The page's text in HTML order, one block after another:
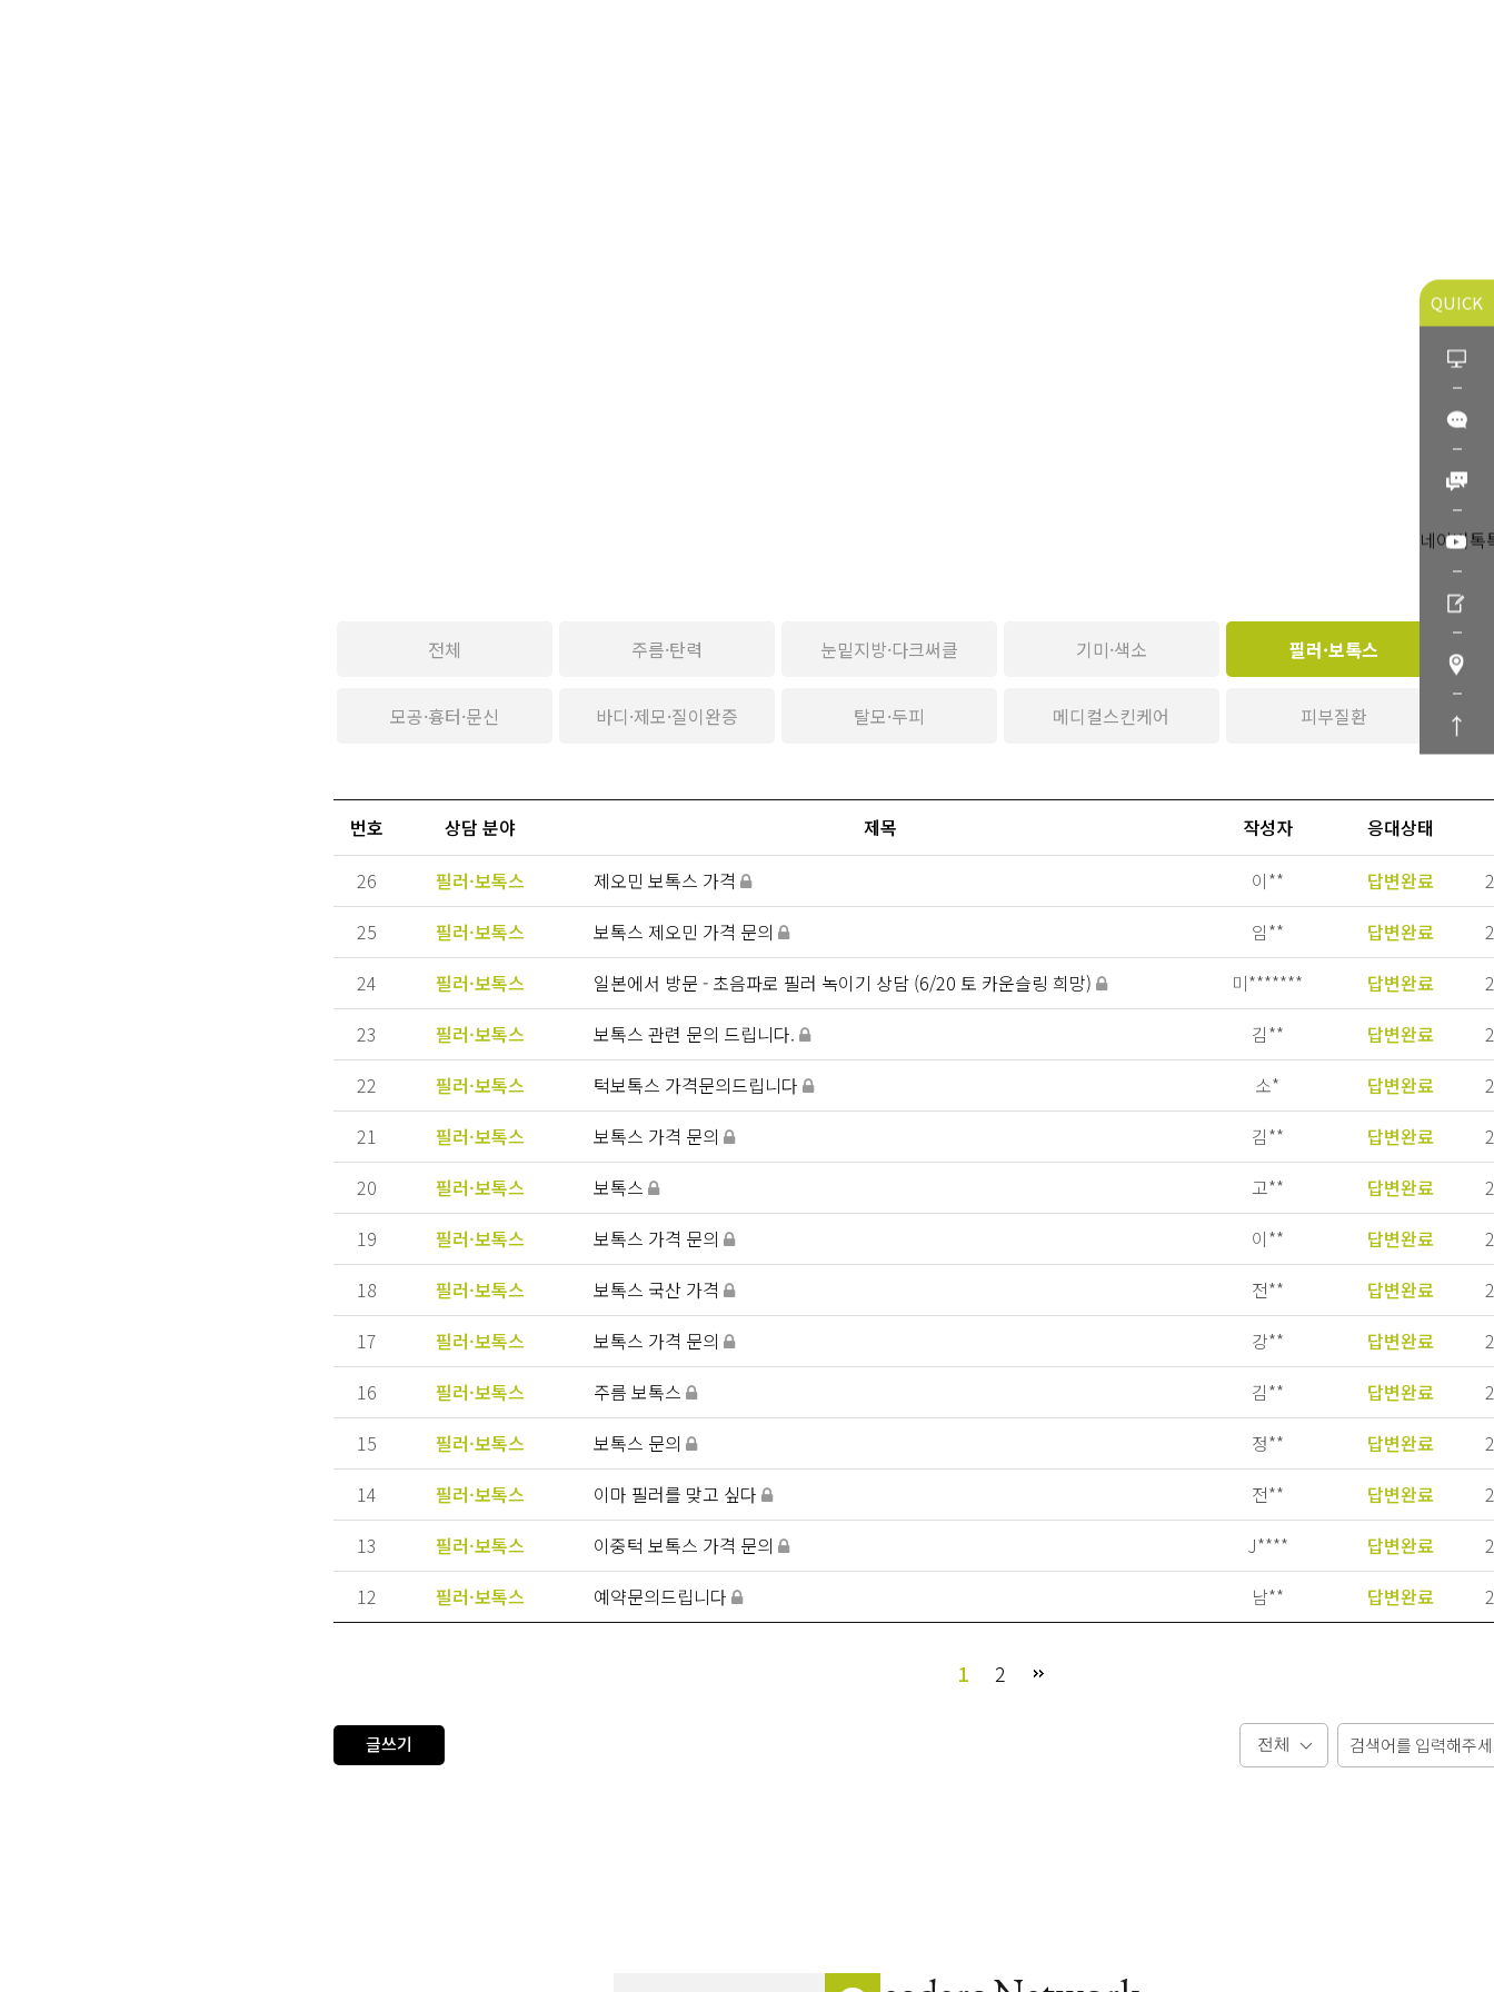
전체 주름·탄력 눈밑지방·다크써클 기미·색소 필러·보톡스
모공·흉터·문신 바디·제모·질이완증 탈모·두피 메디컬스킨케어 피부질환
번호 상담 분야 제목 작성자
응대상태
26
필러·보톡스 제오민 보톡스 가격 이** 답변완료
25
필러·보톡스 보톡스 제오민 가격 문의 임** 답변완료
24
필러·보톡스 일본에서 방문 - 초음파로 필러 녹이기 상담 (6/20 토 카운슬링 희망) 미******* 답변완료
23
필러·보톡스 보톡스 관련 문의 드립니다. 김** 답변완료
22
필러·보톡스 턱보톡스 가격문의드립니다 소* 답변완료
21
필러·보톡스 보톡스 가격 문의 김** 답변완료
20
필러·보톡스 보톡스 고** 답변완료
19
필러·보톡스 보톡스 가격 문의 이** 답변완료
18
필러·보톡스 보톡스 국산 가격 전** 답변완료
17
필러·보톡스 보톡스 가격 문의 강** 답변완료
16
필러·보톡스 주름 보톡스 김** 답변완료
15
필러·보톡스 보톡스 문의 정** 답변완료
14
필러·보톡스 이마 필러를 맞고 싶다 전** 답변완료
13
필러·보톡스 이중턱 보톡스 가격 문의 J**** 답변완료
12
필러·보톡스 예약문의드립니다 남** 답변완료
1 2
글쓰기
QUICK
네이버톡